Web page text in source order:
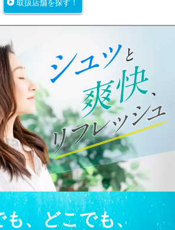
取扱店舗を探す！
も、どこでも、